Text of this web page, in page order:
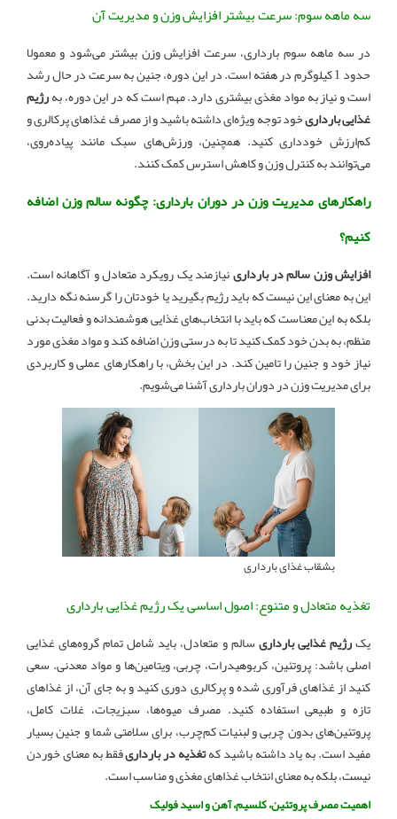
سه ماهه سوم: سرعت بیشتر افزایش وزن و مدیریت آن
در سه ماهه سوم بارداری، سرعت افزایش وزن بیشتر می‌شود و معمولا
حدود 1 کیلوگرم در هفته است. در این دوره، جنین به سرعت در حال رشد
است و نیاز به مواد مغذی بیشتری دارد. مهم است که در این دوره، بهرژیم
غذایی بارداریخود توجه ویژه‌ای داشته باشید و از مصرف غذاهای پرکالری و
کم‌ارزش خودداری کنید. همچنین، ورزش‌های سبک مانند پیاده‌روی،
می‌توانند به کنترل وزن و کاهش استرس کمک کنند.
راهکارهای مدیریت وزن در دوران بارداری: چگونه سالم وزن اضافه
کنیم؟
افزایش وزن سالم در باردارینیازمند یک رویکرد متعادل و آگاهانه است.
این به معنای این نیست که باید رژیم بگیرید یا خودتان را گرسنه نگه دارید.
بلکه به این معناست که باید با انتخاب‌های غذایی هوشمندانه و فعالیت بدنی
منظم، به بدن خود کمک کنید تا به درستی وزن اضافه کند و مواد مغذی مورد
نیاز خود و جنین را تامین کند. در این بخش، با راهکارهای عملی و کاربردی
برای مدیریت وزن در دوران بارداری آشنا می‌شویم.
بشقاب غذای بارداری
تغذیه متعادل و متنوع: اصول اساسی یک رژیم غذایی بارداری
یکرژیم غذایی بارداریسالم و متعادل، باید شامل تمام گروه‌های غذایی
اصلی باشد: پروتئین، کربوهیدرات، چربی، ویتامین‌ها و مواد معدنی. سعی
کنید از غذاهای فرآوری شده و پرکالری دوری کنید و به جای آن، از غذاهای
تازه و طبیعی استفاده کنید. مصرف میوه‌ها، سبزیجات، غلات کامل،
پروتئین‌های بدون چربی و لبنیات کم‌چرب، برای سلامتی شما و جنین بسیار
مفید است. به یاد داشته باشید کهتغذیه در بارداریفقط به معنای خوردن
نیست، بلکه به معنای انتخاب غذاهای مغذی و مناسب است.
اهمیت مصرف پروتئین، کلسیم، آهن و اسید فولیک